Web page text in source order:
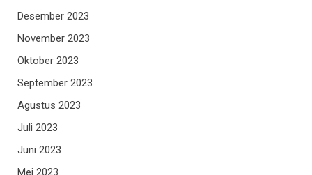
Desember 2023
November 2023
Oktober 2023
September 2023
Agustus 2023
Juli 2023
Juni 2023
Mei 2023